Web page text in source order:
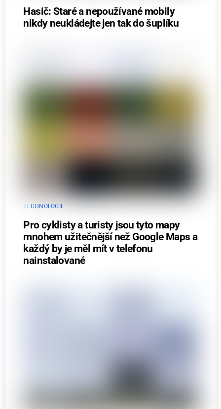
Hasič: Staré a nepoužívané mobily
nikdy neukládejte jen tak do šuplíku
TECHNOLOGIE
Pro cyklisty a turisty jsou tyto mapy
mnohem užitečnější než Google Maps a
každý by je měl mít v telefonu
nainstalované